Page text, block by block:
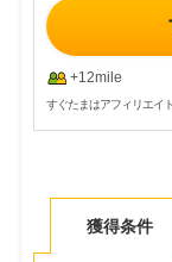
+12mile
すぐたまはアフィリエイ
獲得条件